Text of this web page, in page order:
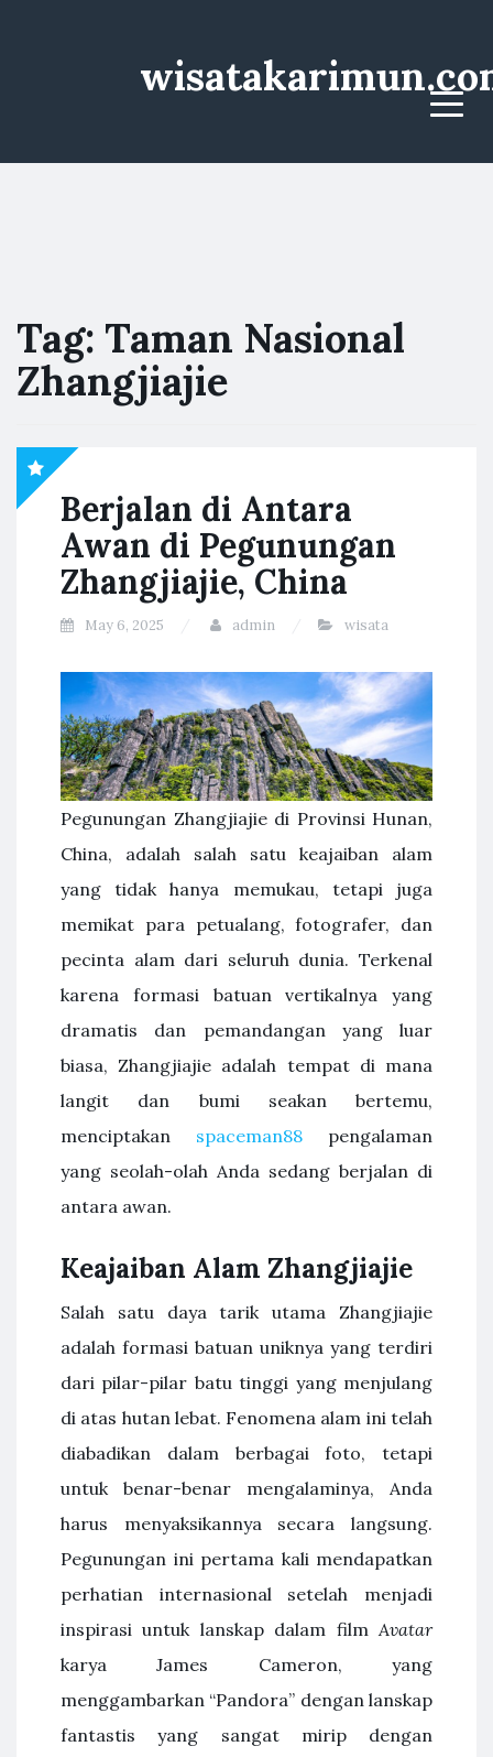
Menu
Tag: Taman Nasional
Zhangjiajie
Berjalan di Antara
Awan di Pegunungan
Zhangjiajie, China
May 6, 2025 admin wisata
Pegunungan Zhangjiajie di Provinsi Hunan,
China, adalah salah satu keajaiban alam
yang tidak hanya memukau, tetapi juga
memikat para petualang, fotografer, dan
pecinta alam dari seluruh dunia. Terkenal
karena formasi batuan vertikalnya yang
dramatis dan pemandangan yang luar
biasa, Zhangjiajie adalah tempat di mana
langit dan bumi seakan bertemu,
menciptakan spaceman88 pengalaman
yang seolah-olah Anda sedang berjalan di
antara awan.
Keajaiban Alam Zhangjiajie
Salah satu daya tarik utama Zhangjiajie
adalah formasi batuan uniknya yang terdiri
dari pilar-pilar batu tinggi yang menjulang
di atas hutan lebat. Fenomena alam ini telah
diabadikan dalam berbagai foto, tetapi
untuk benar-benar mengalaminya, Anda
harus menyaksikannya secara langsung.
Pegunungan ini pertama kali mendapatkan
perhatian internasional setelah menjadi
inspirasi untuk lanskap dalam film Avatar
karya James Cameron, yang
menggambarkan “Pandora” dengan lanskap
fantastis yang sangat mirip dengan